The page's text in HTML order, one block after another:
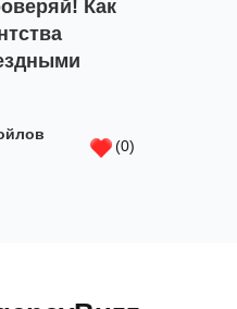
Как
(0)